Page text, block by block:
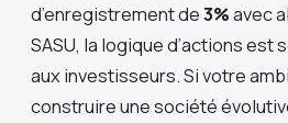
d’enregistrement de3%avec
SASU, la logique d’actions est
aux investisseurs. Si votre
construire une société